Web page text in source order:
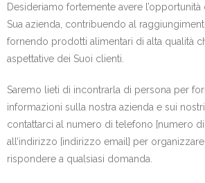
Desideriamo fortemente avere
Sua azienda, contribuendo al
fornendo prodotti alimentari di alta qualità
aspettative dei Suoi clienti.
Saremo lieti di incontrarla di persona per
informazioni sulla nostra azienda e sui
contattarci al numero di telefono [numero
all’indirizzo [indirizzo email] per
rispondere a qualsiasi domanda.